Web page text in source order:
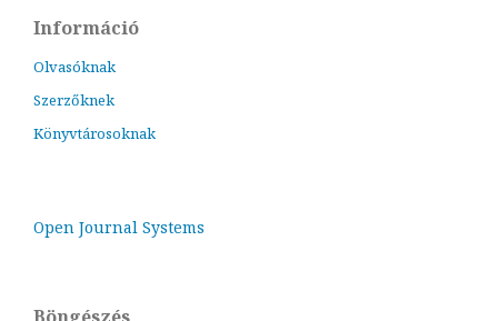
Információ
Olvasóknak
Szerzőknek
Könyvtárosoknak
Open Journal Systems